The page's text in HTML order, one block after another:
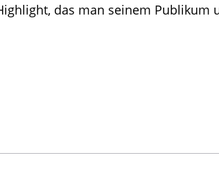
das man seinem Publikum